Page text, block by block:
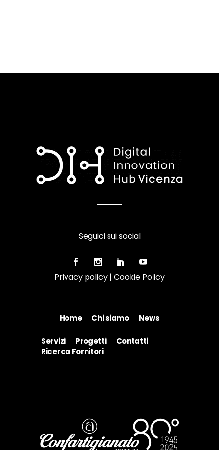
Home Chi siamo News
Seguici sui social
Privacy policy | Cookie Policy
Servizi Progetti
Contatti
Ricerca Fornitori